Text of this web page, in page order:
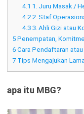
4.1 1. Juru Masak /
4.22. Staf
4.33. Ahli Gizi atau
5 Penempatan,
6 Cara Pendaftaran
7 Tips Mengajukan
apa itu MBG?